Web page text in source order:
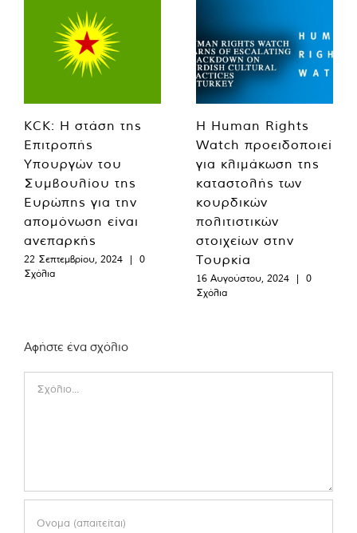
KCK: Η στάση της
Επιτροπής
Υπουργών του
Συμβουλίου της
Ευρώπης για την
απομόνωση είναι
ανεπαρκής
22 Σεπτεμβρίου, 2024 |
0
Σχόλια
Η Human Rights
Watch προειδοποιεί
για κλιμάκωση της
καταστολής των
κουρδικών
πολιτιστικών
στοιχείων στην
Τουρκία
16 Αυγούστου, 2024 |
0
Σχόλια
Αφήστε ένα σχόλιο